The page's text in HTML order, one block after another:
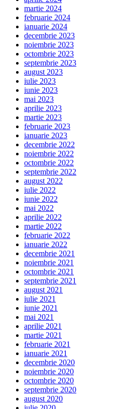
martie 2024
februarie 2024
ianuarie 2024
decembrie 2023
noiembrie 2023
octombrie 2023
septembrie 2023
august 2023
iulie 2023
iunie 2023
mai 2023
aprilie 2023
martie 2023
februarie 2023
ianuarie 2023
decembrie 2022
noiembrie 2022
octombrie 2022
septembrie 2022
august 2022
iulie 2022
iunie 2022
mai 2022
aprilie 2022
martie 2022
februarie 2022
ianuarie 2022
decembrie 2021
noiembrie 2021
octombrie 2021
septembrie 2021
august 2021
iulie 2021
iunie 2021
mai 2021
aprilie 2021
martie 2021
februarie 2021
ianuarie 2021
decembrie 2020
noiembrie 2020
octombrie 2020
septembrie 2020
august 2020